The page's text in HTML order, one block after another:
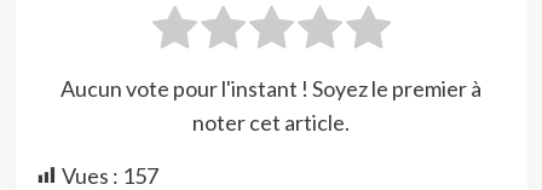
Aucun vote pour l'instant ! Soyez le premier à
noter cet article.
Vues : 157